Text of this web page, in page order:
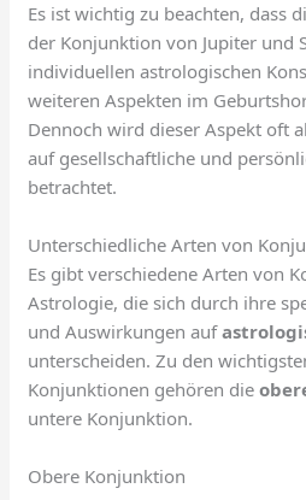
Es ist wichtig zu beachten, dass
der Konjunktion von Jupiter und
individuellen astrologischen
weiteren Aspekten im
Dennoch wird dieser Aspekt oft
auf gesellschaftliche und
betrachtet.
Unterschiedliche Arten von
Es gibt verschiedene Arten von
Astrologie, die sich durch ihre
und Auswirkungen auf
unterscheiden. Zu den
Konjunktionen gehören die
untere Konjunktion.
Obere Konjunktion